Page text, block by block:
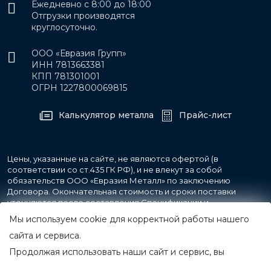
Ежедневно с 8:00 до 18:00
Отгрузки производятся
круглосуточно.
ООО «Евразия Групп»
ИНН 7813663381
КПП 781301001
ОГРН 1227800069815
Калькулятор металла Прайс-лист
Цены, указанные на сайте, не являются офертой (в
соответствии со ст.435 ГК РФ), и не влекут за собой
обязательств ООО «Евразия Металл» по заключению
Договора. Окончательная стоимость и сроки поставки
уточняются после составления Спецификации и
фиксируются в Счете на оплату, а также Спецификации на
поставку товара.
© 2007-2026 Все права защищены.
Мы используем cookie для корректной работы нашего
сайта и сервиса.
Продолжая использовать наши сайт и сервис, вы